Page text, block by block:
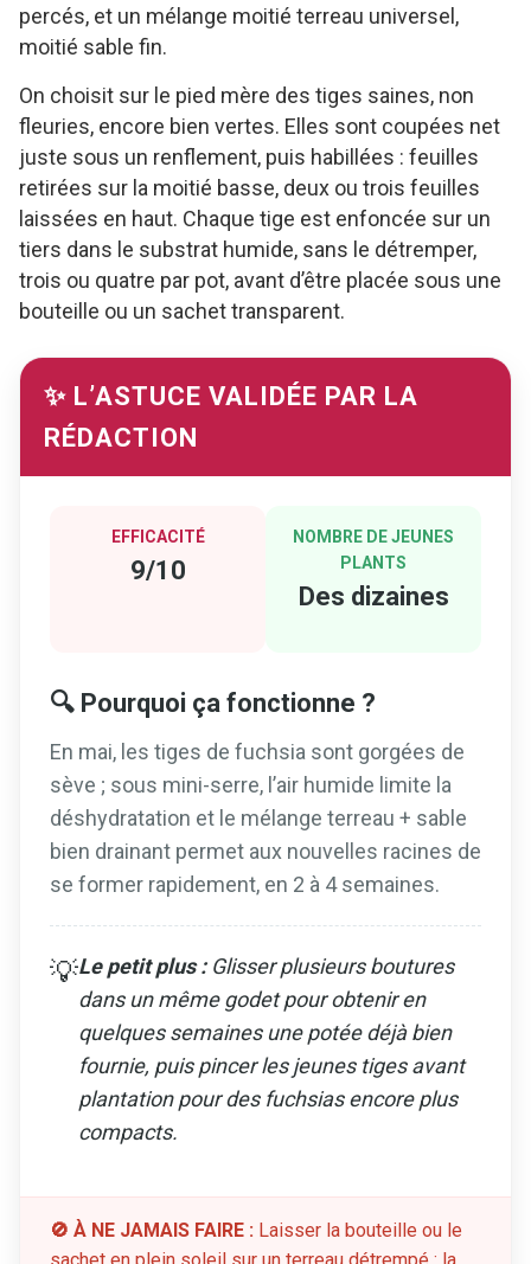
percés, et un mélange moitié terreau universel,
moitié sable fin.
On choisit sur le pied mère des tiges saines, non
fleuries, encore bien vertes. Elles sont coupées net
juste sous un renflement, puis habillées : feuilles
retirées sur la moitié basse, deux ou trois feuilles
laissées en haut. Chaque tige est enfoncée sur un
tiers dans le substrat humide, sans le détremper,
trois ou quatre par pot, avant d’être placée sous une
bouteille ou un sachet transparent.
✨ L’ASTUCE VALIDÉE PAR LA
RÉDACTION
EFFICACITÉ
9/10
NOMBRE DE JEUNES
PLANTS
Des dizaines
🔍 Pourquoi ça fonctionne ?
En mai, les tiges de fuchsia sont gorgées de
sève ; sous mini-serre, l’air humide limite la
déshydratation et le mélange terreau + sable
bien drainant permet aux nouvelles racines de
se former rapidement, en 2 à 4 semaines.
💡Le petit plus :Glisser plusieurs boutures
dans un même godet pour obtenir en
quelques semaines une potée déjà bien
fournie, puis pincer les jeunes tiges avant
plantation pour des fuchsias encore plus
compacts.
🚫 À NE JAMAIS FAIRE : Laisser la bouteille ou le